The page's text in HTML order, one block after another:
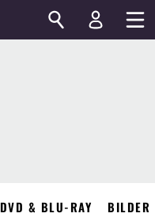
DVD & BLU-RAY BILDER